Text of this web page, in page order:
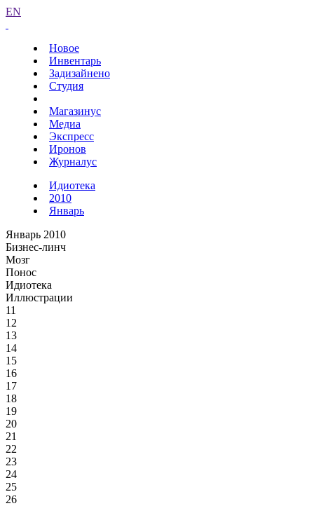
EN
Новое
Инвентарь
Задизайнено
Студия
Магазинус
Медиа
Экспресс
Иронов
Журналус
Идиотека
2010
Январь
Январь 2010
Бизнес-линч
Мозг
Понос
Идиотека
Иллюстрации
11
12
13
14
15
16
17
18
19
20
21
22
23
24
25
26